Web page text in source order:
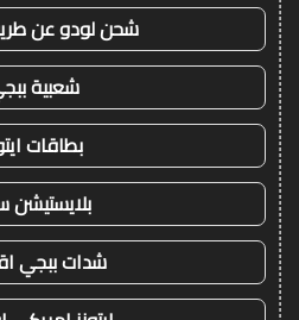
شحن لودو عن
شعبية
بطاقات
بلايستيشن
شدات ببجي